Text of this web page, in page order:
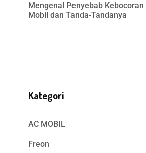
Mengenal Penyebab Kebocoran
Mobil dan Tanda-Tandanya
Kategori
AC MOBIL
Freon